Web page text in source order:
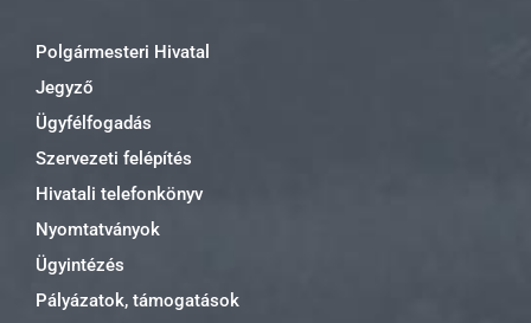
Polgármesteri Hivatal
Jegyző
Ügyfélfogadás
Szervezeti felépítés
Hivatali telefonkönyv
Nyomtatványok
Ügyintézés
Pályázatok, támogatások